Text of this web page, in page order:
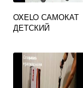
OXELO САМОКАТ
ДЕТСКИЙ